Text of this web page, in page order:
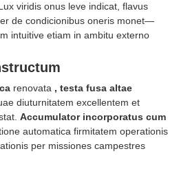
viridis onus leve indicat, flavus
de condicionibus oneris monet—
intuitive etiam in ambitu externo
renovata , testa fusa altae
diuturnitatem excellentem et
Accumulator incorporatus cum
automatica firmitatem operationis
per missiones campestres